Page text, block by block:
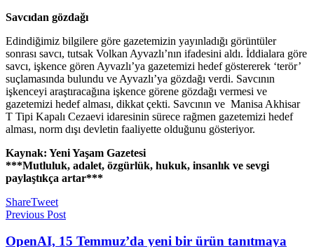
Savcıdan gözdağı
Edindiğimiz bilgilere göre gazetemizin yayınladığı görüntüler
sonrası savcı, tutsak Volkan Ayvazlı’nın ifadesini aldı. İddialara göre
savcı, işkence gören Ayvazlı’ya gazetemizi hedef göstererek ‘terör’
suçlamasında bulundu ve Ayvazlı’ya gözdağı verdi. Savcının
işkenceyi araştıracağına işkence görene gözdağı vermesi ve
gazetemizi hedef alması, dikkat çekti. Savcının ve Manisa Akhisar
T Tipi Kapalı Cezaevi idaresinin sürece rağmen gazetemizi hedef
alması, norm dışı devletin faaliyette olduğunu gösteriyor.
Kaynak: Yeni Yaşam Gazetesi
***Mutluluk, adalet, özgürlük, hukuk, insanlık ve sevgi
paylaştıkça artar***
ShareTweet
Previous Post
OpenAI, 15 Temmuz’da yeni bir ürün tanıtmaya